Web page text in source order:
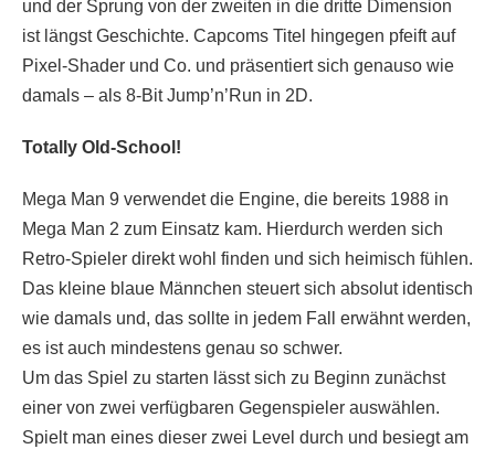
und der Sprung von der zweiten in die dritte Dimension
ist längst Geschichte. Capcoms Titel hingegen pfeift auf
Pixel-Shader und Co. und präsentiert sich genauso wie
damals – als 8-Bit Jump’n’Run in 2D.
Totally Old-School!
Mega Man 9 verwendet die Engine, die bereits 1988 in
Mega Man 2 zum Einsatz kam. Hierdurch werden sich
Retro-Spieler direkt wohl finden und sich heimisch fühlen.
Das kleine blaue Männchen steuert sich absolut identisch
wie damals und, das sollte in jedem Fall erwähnt werden,
es ist auch mindestens genau so schwer.
Um das Spiel zu starten lässt sich zu Beginn zunächst
einer von zwei verfügbaren Gegenspieler auswählen.
Spielt man eines dieser zwei Level durch und besiegt am